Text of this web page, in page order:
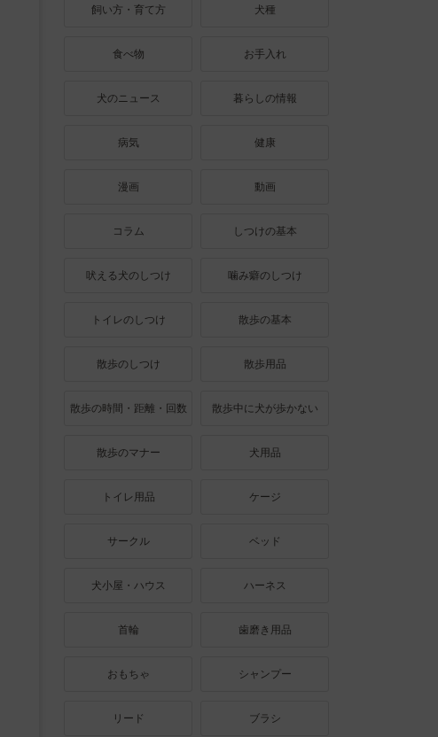
飼い方・育て方 犬種
食べ物 お手入れ
犬のニュース 暮らしの情報
病気 健康
漫画 動画
コラム しつけの基本
吠える犬のしつけ 噛み癖のしつけ
トイレのしつけ 散歩の基本
散歩のしつけ 散歩用品
散歩の時間・距離・回数 散歩中に犬が歩かない
散歩のマナー 犬用品
トイレ用品 ケージ
サークル ベッド
犬小屋・ハウス ハーネス
首輪 歯磨き用品
おもちゃ シャンプー
リード ブラシ